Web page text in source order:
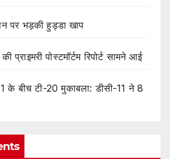
पर भड़की हुड्डा खाप
प्राइमरी पोस्टमॉर्टम रिपोर्ट सामने आई
के बीच टी-20 मुकाबला: डीसी-11 ने 8